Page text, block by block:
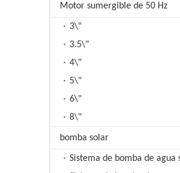
Motor sumergible de 50 Hz
3\"
3.5\"
4\"
5\"
6\"
8\"
bomba solar